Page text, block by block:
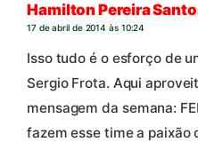
Hamilton Pereira
17 de abril de 2014 às 10:24
Isso tudo é o esforço de
Sergio Frota. Aqui
mensagem da semana:
fazem esse time a paixão